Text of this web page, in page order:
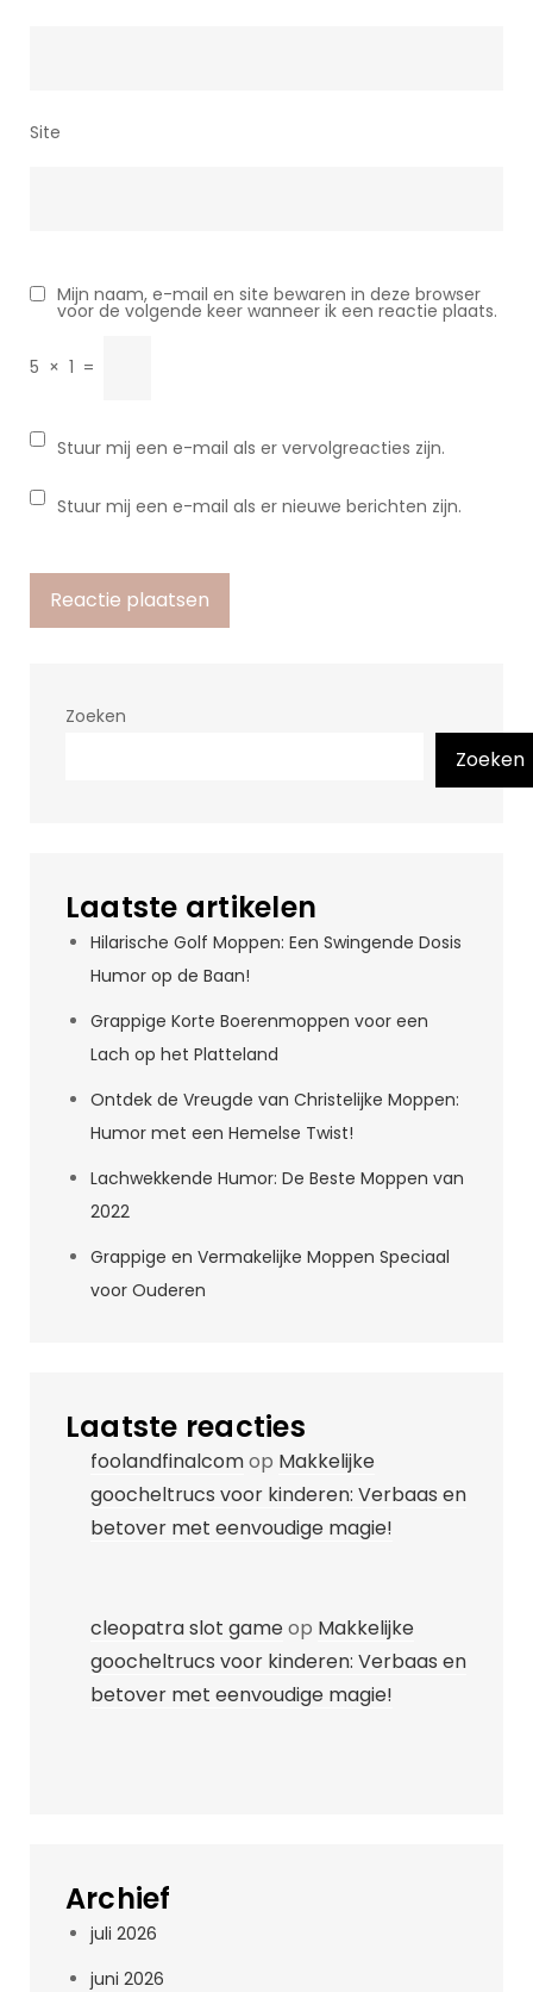
Site
Mijn naam, e-mail en site bewaren in deze browser
voor de volgende keer wanneer ik een reactie plaats.
5 × 1 =
Stuur mij een e-mail als er vervolgreacties zijn.
Stuur mij een e-mail als er nieuwe berichten zijn.
Zoeken
Zoeken
Laatste artikelen
Hilarische Golf Moppen: Een Swingende Dosis
Humor op de Baan!
Grappige Korte Boerenmoppen voor een
Lach op het Platteland
Ontdek de Vreugde van Christelijke Moppen:
Humor met een Hemelse Twist!
Lachwekkende Humor: De Beste Moppen van
2022
Grappige en Vermakelijke Moppen Speciaal
voor Ouderen
Laatste reacties
foolandfinalcomop Makkelijke
goocheltrucs voor kinderen: Verbaas en
betover met eenvoudige magie!
cleopatra slot gameop Makkelijke
goocheltrucs voor kinderen: Verbaas en
betover met eenvoudige magie!
Archief
juli 2026
juni 2026